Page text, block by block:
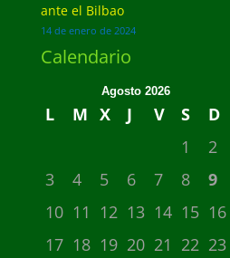
ante el Bilbao
14 de enero de 2024
Calendario
Agosto 2026
L M X J V S
D
1
2
3
4 5 6 7 8
9
10 11 12 13 14 15 16
17 18 19 20 21 22 23